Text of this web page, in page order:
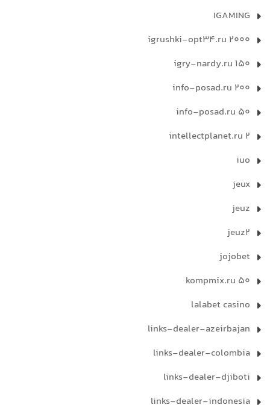
IGAMING
igrushki-opt34.ru 2000
igry-nardy.ru 150
info-posad.ru 200
info-posad.ru 50
intellectplanet.ru 2
iuo
jeux
jeuz
jeuz2
jojobet
kompmix.ru 50
lalabet casino
links-dealer-azeirbajan
links-dealer-colombia
links-dealer-djiboti
links-dealer-indonesia